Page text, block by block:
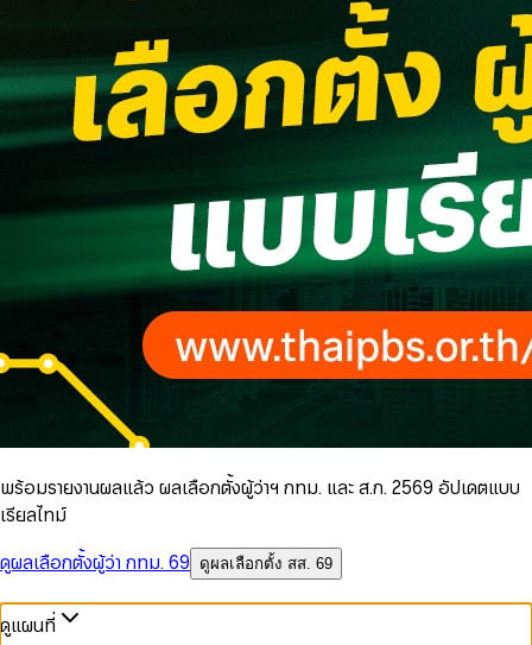
พร้อมรายงานผลแล้ว ผลเลือกตั้งผู้ว่าฯ กทม. และ ส.ก. 2569 อัปเดตแบบ
เรียลไทม์
ดูผลเลือกตั้งผู้ว่า กทม. 69
ดูผลเลือกตั้ง สส. 69
ดูแผนที่